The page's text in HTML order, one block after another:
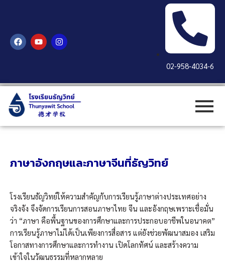
F
a
c
o
k
Y
o
u
e
I
n
s
r
a
m
02-958-4034-6
ภาษาอังกฤษและภาษาจีนที่ธัญวิทย์
โรงเรียนธัญวิทย์ให้ความสำคัญกับการเรียนรู้ภาษาต่างประเทศอย่าง
จริงจัง จึงจัดการเรียนการสอนภาษาไทย จีน และอังกฤษเพราะเชื่อมั่น
ว่า “ภาษา คือพื้นฐานของการศึกษาและการประกอบอาชีพในอนาคต”
การเรียนรู้ภาษาไม่ได้เป็นเพียงการสื่อสาร แต่ยังช่วยพัฒนาสมอง เสริม
โอกาสทางการศึกษาและการทำงาน เปิดโลกทัศน์ และสร้างความ
เข้าใจในวัฒนธรรมที่หลากหลาย